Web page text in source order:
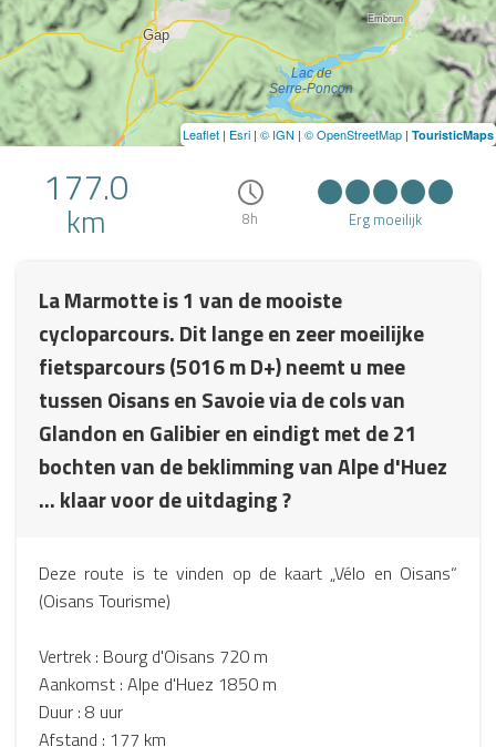
177.0
km 8h Erg moeilijk
La Marmotte is 1 van de mooiste
cycloparcours. Dit lange en zeer moeilijke
fietsparcours (5016 m D+) neemt u mee
tussen Oisans en Savoie via de cols van
Glandon en Galibier en eindigt met de 21
bochten van de beklimming van Alpe d'Huez
... klaar voor de uitdaging ?
Deze route is te vinden op de kaart „Vélo en Oisans“
(Oisans Tourisme)
Vertrek : Bourg d'Oisans 720 m
Aankomst : Alpe d'Huez 1850 m
Duur : 8 uur
Afstand : 177 km
Leaflet | Esri | © IGN | © OpenStreetMap | TouristicMaps